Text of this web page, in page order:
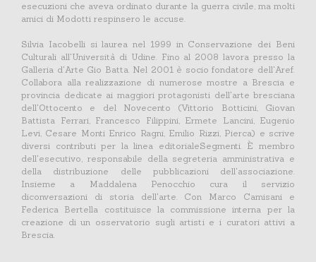
esecuzioni che aveva ordinato durante la guerra civile, ma molti
amici di Modotti respinsero le accuse.
Silvia Iacobelli si laurea nel 1999 in Conservazione dei Beni
Culturali all'Università di Udine. Fino al 2008 lavora presso la
Galleria d'Arte Gio Batta. Nel 2001 è socio fondatore dell'Aref.
Collabora alla realizzazione di numerose mostre a Brescia e
provincia dedicate ai maggiori protagonisti dell'arte bresciana
dell'Ottocento e del Novecento (Vittorio Botticini, Giovan
Battista Ferrari, Francesco Filippini, Ermete Lancini, Eugenio
Levi, Cesare Monti Enrico Ragni, Emilio Rizzi, Pierca) e scrive
diversi contributi per la linea editorialeSegmenti. È membro
dell'esecutivo, responsabile della segreteria amministrativa e
della distribuzione delle pubblicazioni dell'associazione.
Insieme a Maddalena Penocchio cura il servizio
diconversazioni di storia dell'arte. Con Marco Camisani e
Federica Bertella costituisce la commissione interna per la
creazione di un osservatorio sugli artisti e i curatori attivi a
Brescia.